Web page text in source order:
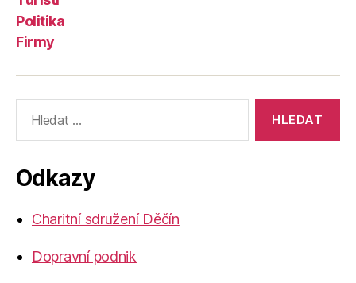
Politika
Firmy
vyhledávání:
Odkazy
Charitní sdružení Děčín
Dopravní podnik